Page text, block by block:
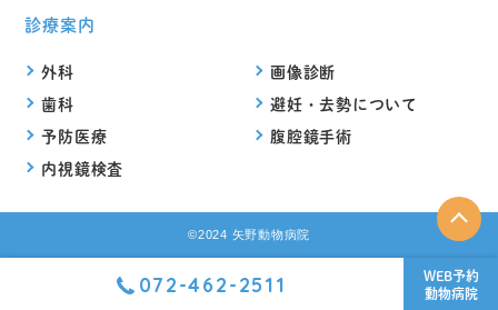
072-462-2511
WEB予約
動物病院
診療案内
外科
歯科
予防医療
内視鏡検査
画像診断
避妊・去勢について
腹腔鏡手術
©2024 矢野動物病院